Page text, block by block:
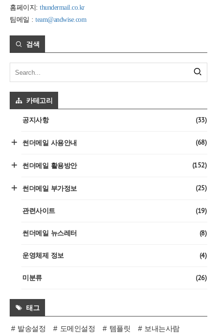
홈페이지: thundermail.co.kr
팀메일 : team@andwise.com
검색
카테고리
공지사항 (33)
썬더메일 사용안내 (68)
썬더메일 활용방안 (152)
썬더메일 부가정보 (25)
관련사이트 (19)
썬더메일 뉴스레터 (8)
운영체제 정보 (4)
미분류 (26)
태그
발송설정 도메인설정 템플릿 보내는사람